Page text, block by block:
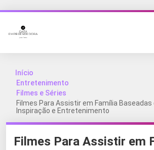
Início
Entretenimento
Filmes e Séries
Filmes Para Assistir em Família Baseadas
Inspiração e Entretenimento
Filmes Para Assistir em